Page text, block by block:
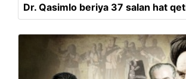
Dr. Qasimlo beriya 37 salan hat